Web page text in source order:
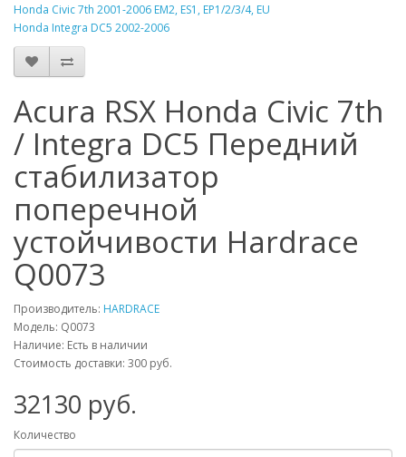
Honda Civic 7th 2001-2006 EM2, ES1, EP1/2/3/4, EU
Honda Integra DC5 2002-2006
Acura RSX Honda Civic 7th
/ Integra DC5 Передний
стабилизатор
поперечной
устойчивости Hardrace
Q0073
Производитель: HARDRACE
Модель: Q0073
Наличие: Есть в наличии
Стоимость доставки: 300 руб.
32130 руб.
Количество